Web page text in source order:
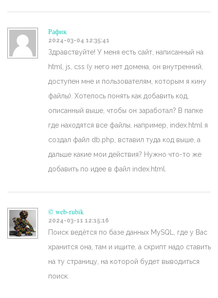
Рафик
2024-03-04 12:35:41
Здравствуйте! У меня есть сайт, написанный на
html, js, css (у него нет домена, он внутренний,
доступен мне и пользователям, которым я кину
файлы). Хотелось понять как добавить код,
описанный выше, чтобы он заработал? В папке
где находятся все файлы, например, index.html я
создал файл db.php, вставил туда код выше, а
дальше какие мои действия? Нужно что-то же
добавить по идее в файл index.html.
© web-rubik
2024-03-11 12:15:16
Поиск ведётся по базе данных MySQL, где у Вас
хранится она, там и ищите, а скрипт надо ставить
на ту страницу, на которой будет выводиться
поиск.